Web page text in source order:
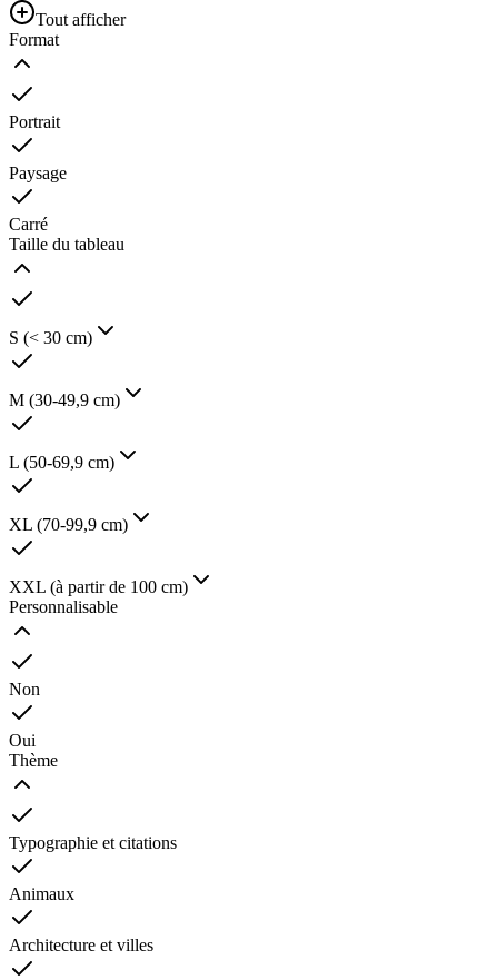
Tout afficher
Format
Portrait
Paysage
Carré
Taille du tableau
S (< 30 cm)
M (30-49,9 cm)
L (50-69,9 cm)
XL (70-99,9 cm)
XXL (à partir de 100 cm)
Personnalisable
Non
Oui
Thème
Typographie et citations
Animaux
Architecture et villes